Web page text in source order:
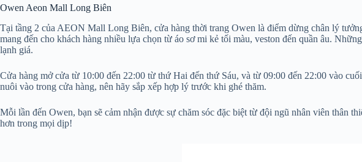
Owen Aeon Mall Long Biên
Tại tầng 2 của AEON Mall Long Biên, cửa hàng thời trang Owen là điểm dừng chân lý
mang đến cho khách hàng nhiều lựa chọn từ áo sơ mi kẻ tối màu, veston đến quần âu.
lạnh giá.
Cửa hàng mở cửa từ 10:00 đến 22:00 từ thứ Hai đến thứ Sáu, và từ 09:00 đến 22:00 vào
nuôi vào trong cửa hàng, nên hãy sắp xếp hợp lý trước khi ghé thăm.
Mỗi lần đến Owen, bạn sẽ cảm nhận được sự chăm sóc đặc biệt từ đội ngũ nhân viên thân
hơn trong mọi dịp!